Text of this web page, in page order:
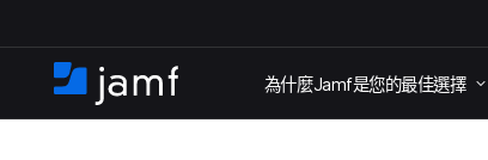
​
至
住
家
為​什麼Jamf是​您​的​最佳​選擇